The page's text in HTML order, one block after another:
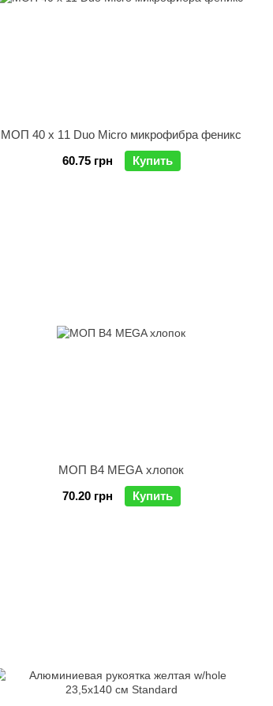
МОП 40 x 11 Duo Micro микрофибра феникс
60.75 грн
Купить
МОП В4 MEGA хлопок
70.20 грн
Купить